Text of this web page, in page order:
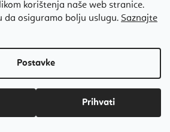
korištenja naše web stranice.
da osiguramo bolju uslugu. Saznajte